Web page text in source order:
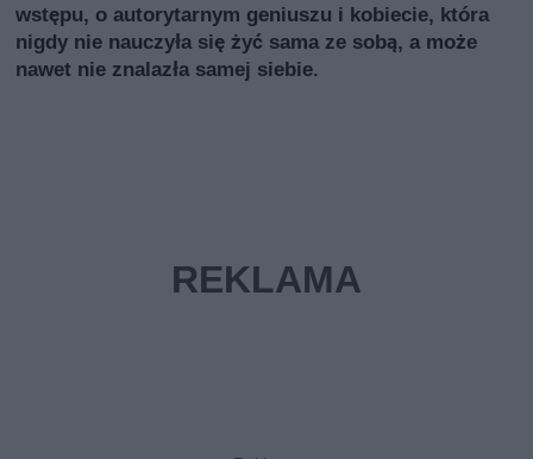
wstępu, o autorytarnym geniuszu i kobiecie, która
nigdy nie nauczyła się żyć sama ze sobą, a może
nawet nie znalazła samej siebie.